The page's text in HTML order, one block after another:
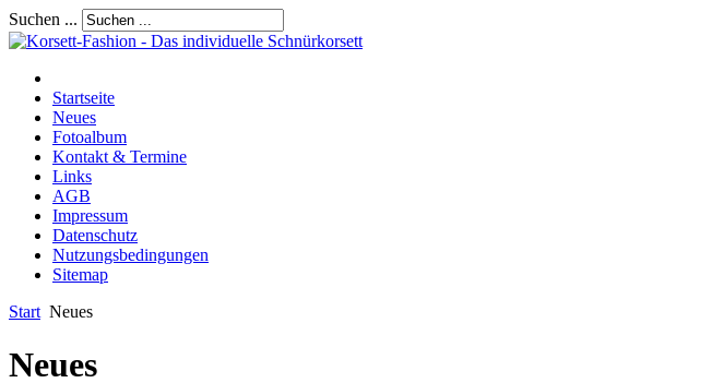
Suchen ...
Startseite
Neues
Fotoalbum
Kontakt & Termine
Links
AGB
Impressum
Datenschutz
Nutzungsbedingungen
Sitemap
Start Neues
Neues